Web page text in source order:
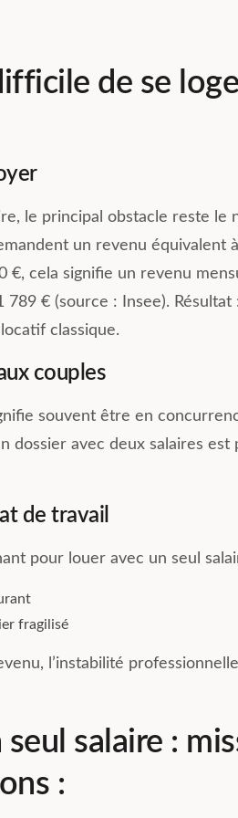
de se
le principal obstacle reste le
un revenu équivalent à
€, cela signifie un revenu
789 € (source : Insee).
classique.
couples
souvent être en
dossier avec deux salaires
de travail
pour louer avec un seul
fragilisé
l’instabilité
salaire :
: